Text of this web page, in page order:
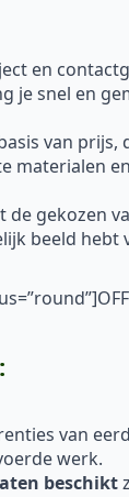
en
je snel en
van
materialen
gekozen
beeld
van
werk.
beschikt